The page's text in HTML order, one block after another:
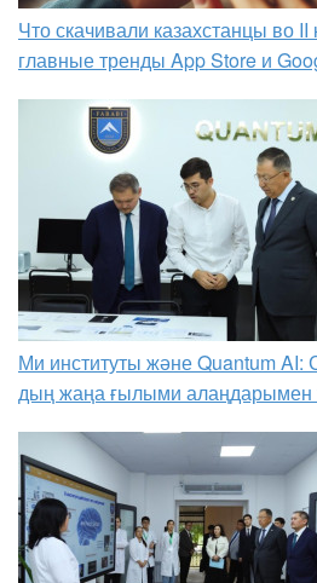
Что скачивали казахстанцы во II
главные тренды App Store и
Ми институты және Quantum AI:
дың жаңа ғылыми алаңдарымен